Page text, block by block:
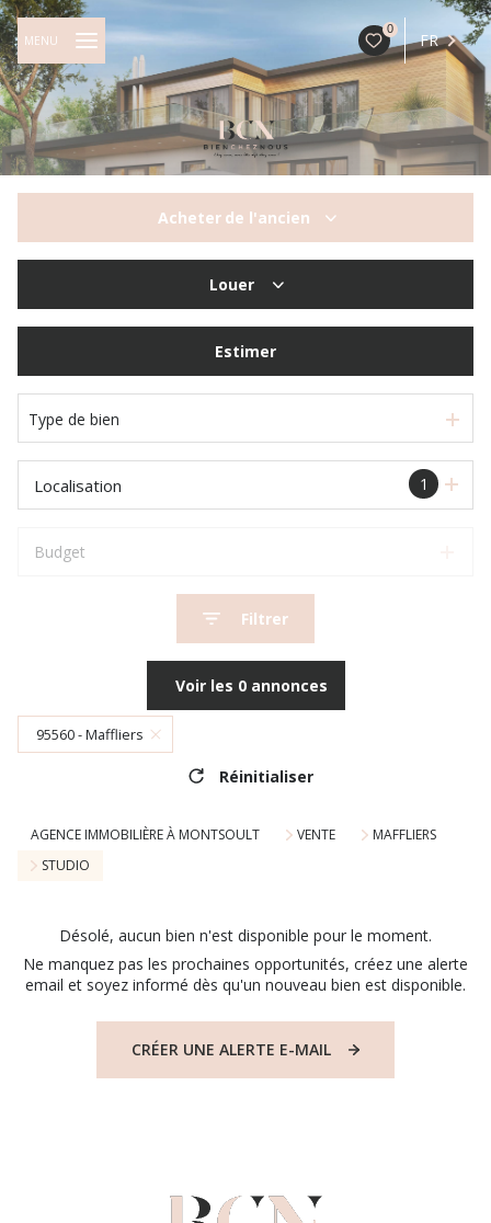
0
FR
MENU
Acheter de l'ancien
Louer
Estimer
Type de bien
1
Localisation
Budget
Filtrer
Voir les 0annonces
95560 - Maffliers
Réinitialiser
AGENCE IMMOBILIÈRE À MONTSOULT VENTE
MAFFLIERS
STUDIO
Désolé, aucun bien n'est disponible pour le moment.
Ne manquez pas les prochaines opportunités, créez une alerte
email et soyez informé dès qu'un nouveau bien est disponible.
CRÉER UNE ALERTE E-MAIL